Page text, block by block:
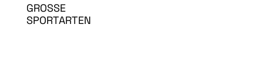
GROSSE
SPORTARTEN